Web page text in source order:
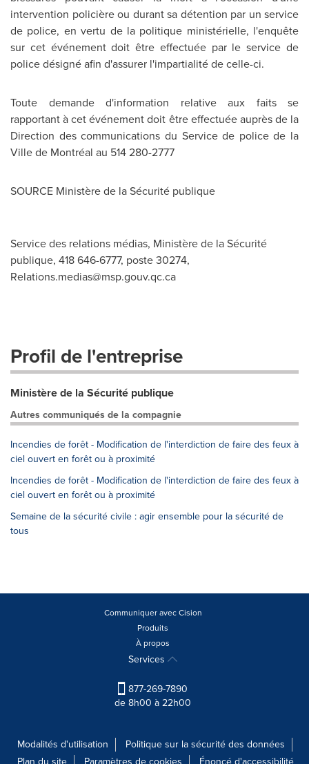
intervention policière ou durant sa détention par un service
de police, en vertu de la politique ministérielle, l'enquête
sur cet événement doit être effectuée par le service de
police désigné afin d'assurer l'impartialité de celle-ci.
Toute demande d'information relative aux faits se
rapportant à cet événement doit être effectuée auprès de la
Direction des communications du Service de police de la
Ville de Montréal au 514 280-2777
SOURCE Ministère de la Sécurité publique
Service des relations médias, Ministère de la Sécurité
publique, 418 646-6777, poste 30274,
Relations.medias@msp.gouv.qc.ca
Profil de l'entreprise
Ministère de la Sécurité publique
Autres communiqués de la compagnie
Incendies de forêt - Modification de l'interdiction de faire des feux à
ciel ouvert en forêt ou à proximité
Incendies de forêt - Modification de l'interdiction de faire des feux à
ciel ouvert en forêt ou à proximité
Semaine de la sécurité civile : agir ensemble pour la sécurité de
tous
Communiquer avec Cision
Produits
À propos
Services
877-269-7890
de 8h00 à 22h00
Modalités d'utilisation
Politique sur la sécurité des données